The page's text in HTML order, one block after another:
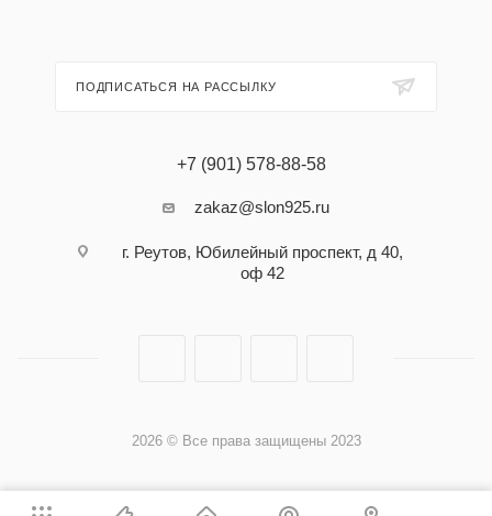
ПОДПИСАТЬСЯ НА РАССЫЛКУ
+7 (901) 578-88-58
zakaz@slon925.ru
г. Реутов, Юбилейный проспект, д 40,
оф 42
2026 © Все права защищены 2023